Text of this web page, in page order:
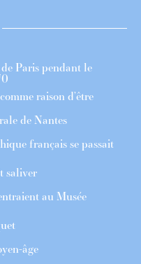
Paris pendant le
raison d’être
de Nantes
français se passait
saliver
au Musée
âge